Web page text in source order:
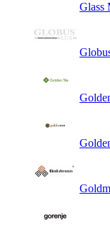
Glass